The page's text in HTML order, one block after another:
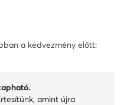
a kedvezmény előtt:
amint újra